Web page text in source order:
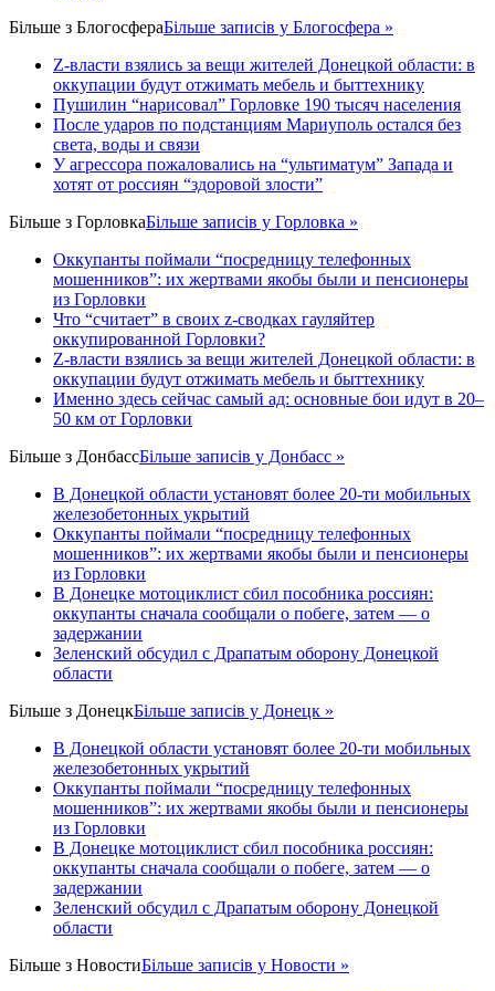
Більше з БлогосфераБільше записів у Блогосфера »
Z-власти взялись за вещи жителей Донецкой области: в
оккупации будут отжимать мебель и быттехнику
Пушилин “нарисовал” Горловке 190 тысяч населения
После ударов по подстанциям Мариуполь остался без
света, воды и связи
У агрессора пожаловались на “ультиматум” Запада и
хотят от россиян “здоровой злости”
Більше з ГорловкаБільше записів у Горловка »
Оккупанты поймали “посредницу телефонных
мошенников”: их жертвами якобы были и пенсионеры
из Горловки
Что “считает” в своих z-сводках гауляйтер
оккупированной Горловки?
Z-власти взялись за вещи жителей Донецкой области: в
оккупации будут отжимать мебель и быттехнику
Именно здесь сейчас самый ад: основные бои идут в 20–
50 км от Горловки
Більше з ДонбассБільше записів у Донбасс »
В Донецкой области установят более 20-ти мобильных
железобетонных укрытий
Оккупанты поймали “посредницу телефонных
мошенников”: их жертвами якобы были и пенсионеры
из Горловки
В Донецке мотоциклист сбил пособника россиян:
оккупанты сначала сообщали о побеге, затем — о
задержании
Зеленский обсудил с Драпатым оборону Донецкой
области
Більше з ДонецкБільше записів у Донецк »
В Донецкой области установят более 20-ти мобильных
железобетонных укрытий
Оккупанты поймали “посредницу телефонных
мошенников”: их жертвами якобы были и пенсионеры
из Горловки
В Донецке мотоциклист сбил пособника россиян:
оккупанты сначала сообщали о побеге, затем — о
задержании
Зеленский обсудил с Драпатым оборону Донецкой
области
Більше з НовостиБільше записів у Новости »